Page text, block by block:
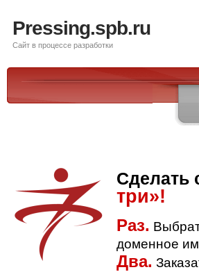
Pressing.spb.ru
Сайт в процессе разработки
Сделать
три»!
Раз.
доменное
Два.